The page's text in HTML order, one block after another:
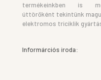
termékeinkben is
úttörőként tekintünk
elektromos triciklik
Informárciós iroda: